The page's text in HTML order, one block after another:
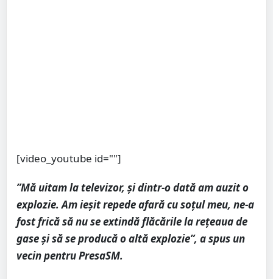
[video_youtube id=""]
”Mă uitam la televizor, și dintr-o dată am auzit o
explozie. Am ieșit repede afară cu soțul meu, ne-a
fost frică să nu se extindă flăcările la rețeaua de
gase și să se producă o altă explozie”, a spus un
vecin pentru PresaSM.